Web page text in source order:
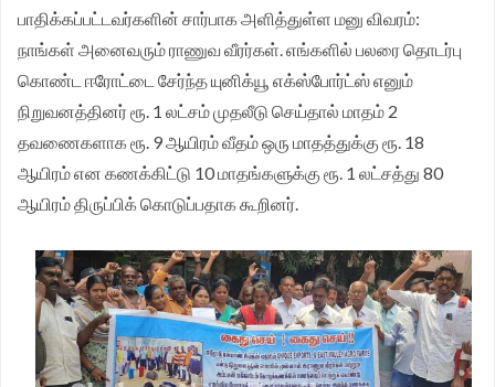
பாதிக்கப்பட்டவர்களின் சார்பாக அளித்துள்ள மனு விவரம்:
நாங்கள் அனைவரும் ராணுவ வீரர்கள். எங்களில் பலரை தொடர்பு
கொண்ட ஈரோட்டை சேர்ந்த யுனிக்யூ எக்ஸ்போர்ட்ஸ் எனும்
நிறுவனத்தினர் ரூ. 1 லட்சம் முதலீடு செய்தால் மாதம் 2
தவணைகளாக ரூ. 9 ஆயிரம் வீதம் ஒரு மாதத்துக்கு ரூ. 18
ஆயிரம் என கணக்கிட்டு 10 மாதங்களுக்கு ரூ. 1 லட்சத்து 80
ஆயிரம் திருப்பிக் கொடுப்பதாக கூறினர்.